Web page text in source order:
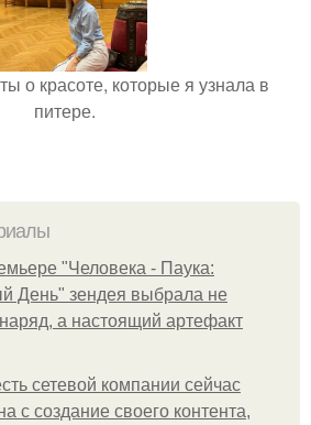
о красоте, которые я узнала в
питере.
"Человека - Паука:
День" зендея выбрала не
а настоящий артефакт
сетевой компании сейчас
с создание своего контента,